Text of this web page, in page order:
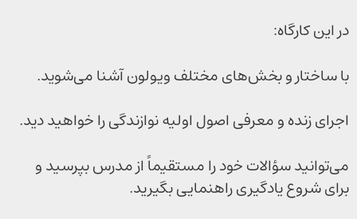
در این کارگاه:
با ساختار و بخش‌های مختلف ویولون آشنا می‌شوید.
اجرای زنده و معرفی اصول اولیه نوازندگی را خواهید دید.
می‌توانید سؤالات خود را مستقیماً از مدرس بپرسید و
برای شروع یادگیری راهنمایی بگیرید.